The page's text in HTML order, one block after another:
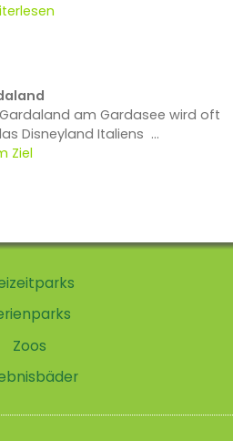
am Gardasee wird oft
Disneyland Italiens ...
Ziel
Zoos